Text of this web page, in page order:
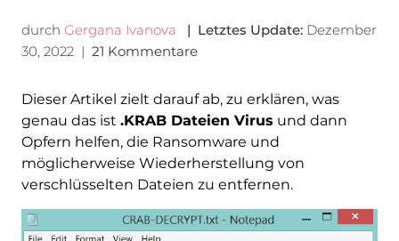
durch Gergana Ivanova | Letztes Update: Dezember
30, 2022| 21 Kommentare
Dieser Artikel zielt darauf ab, zu erklären, was
genau das ist .KRAB Dateien Virus und dann
Opfern helfen, die Ransomware und
möglicherweise Wiederherstellung von
verschlüsselten Dateien zu entfernen.